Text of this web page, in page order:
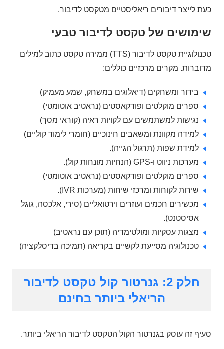
כעת לייצר דיבורים ריאליסטיים מטקסט לדיבור.
שימושים של טקסט לדיבור טבעי
טכנולוגיית טקסט לדיבור (TTS) ממירה טקסט כתוב למילים
מדוברות. מקרים מרכזיים כוללים:
בידור ומשחקים (דיאלוגים במשחק, שמע מעמיק)
ספרים מוקלטים ופודקאסטים (נראטיב אוטומטי)
נגישות למשתמשים עם לקויות ראיה (קוראי מסך)
למידה מקוונת ומשאבים חינוכיים (חומרי לימוד קוליים)
למידת שפות (תרגול הגייה).
מערכות ניווט ו-GPS (הנחיות מונחות קול).
ספרים מוקלטים ופודקאסטים (נראטיב אוטומטי)
שירות לקוחות ומרכזי שיחות (מערכות IVR).
מכשירים חכמים ועוזרים וירטואליים (סירי, אלכסה, גוגל
אסיסטנט).
מצגות עסקיות ומולטימדיה (תוכן עם נראטיב)
טכנולוגיה מסייעת לקשיים בקריאה (תמיכה בדיסלקציה)
חלק 2: גנרטור קול טקסט לדיבור
הריאלי ביותר בחינם
סעיף זה עוסק בגנרטור הקול הטקסט לדיבור הריאלי ביותר.